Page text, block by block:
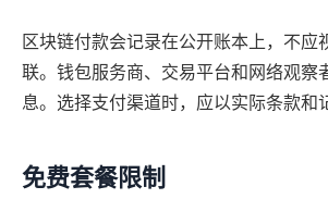
区块链付款会记录在公开账本上，不应
联。钱包服务商、交易平台和网络观察
息。选择支付渠道时，应以实际条款和
免费套餐限制